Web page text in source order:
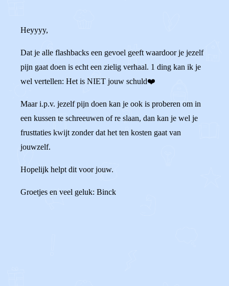
Heyyyy,
Dat je alle flashbacks een gevoel geeft waardoor je jezelf
pijn gaat doen is echt een zielig verhaal. 1 ding kan ik je
wel vertellen: Het is NIET jouw schuld❤️
Maar i.p.v. jezelf pijn doen kan je ook is proberen om in
een kussen te schreeuwen of re slaan, dan kan je wel je
frusttaties kwijt zonder dat het ten kosten gaat van
jouwzelf.
Hopelijk helpt dit voor jouw.
Groetjes en veel geluk: Binck